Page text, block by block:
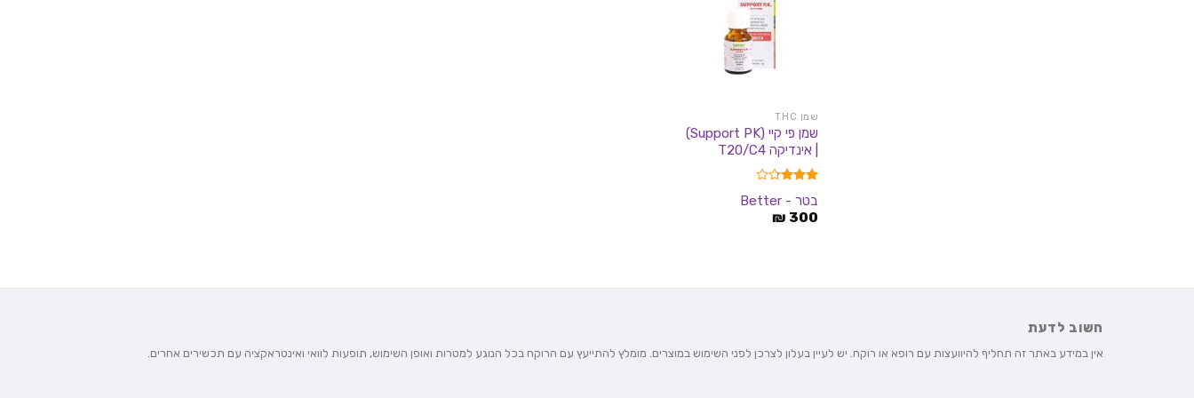
שמן THC
שמן פי קיי (Support PK)
| אינדיקה T20/C4
3.25
מתוך 5
בטר - Better
300
₪
חשוב לדעת
אין במידע באתר זה תחליף להיוועצות עם רופא או רוקח. יש לעיין בעלון לצרכן לפני השימוש במוצרים. מומלץ להתייעץ עם הרוקח בכל הנוגע למטרות ואופן השימוש, תופעות לוואי ואינטראקציה עם תכשירים אחרים.